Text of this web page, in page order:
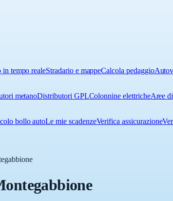
in tempo realeStradario e mappeCalcola pedaggio
metanoDistributori GPLColonnine elettricheAree
bollo autoLe mie scadenzeVerifica assicurazione